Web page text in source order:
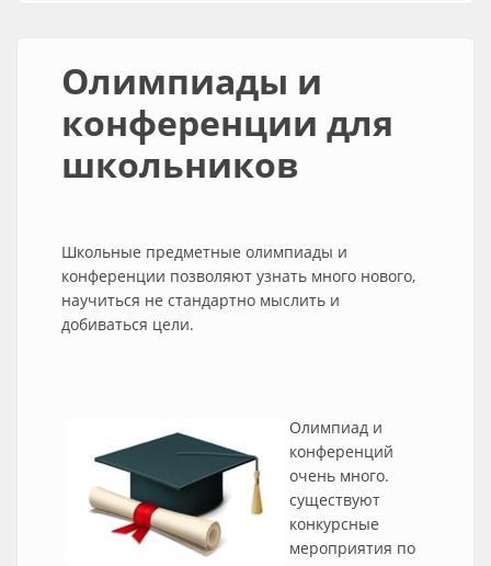
Олимпиады и
конференции для
школьников
Школьные предметные олимпиады и
конференции позволяют узнать много нового,
научиться не стандартно мыслить и
добиваться цели.
Олимпиад и
конференций
очень много.
существуют
конкурсные
мероприятия по